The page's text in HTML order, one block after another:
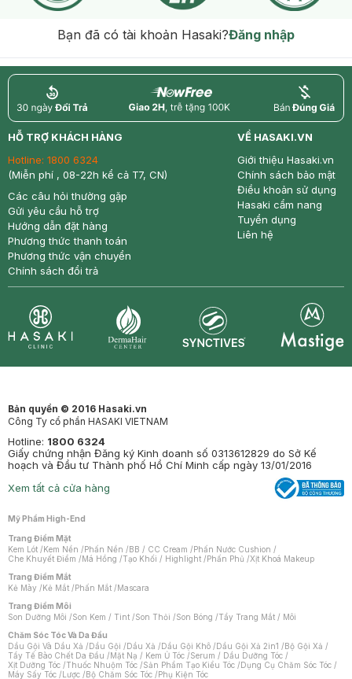
Bạn đã có tài khoản Hasaki?Đăng nhập
return nowfree price
HỖ TRỢ KHÁCH HÀNG
Hotline: 1800 6324
(Miễn phí , 08-22h kể cả T7, CN)
Các câu hỏi thường gặp
Gửi yêu cầu hỗ trợ
Hướng dẫn đặt hàng
Phương thức thanh toán
Phương thức vận chuyển
Chính sách đổi trả
VỀ HASAKI.VN
Giới thiệu Hasaki.vn
Chính sách bảo mật
Điều khoản sử dụng
Hasaki cẩm nang
Tuyển dụng
Liên hệ
Bản quyền © 2016 Hasaki.vn
Công Ty cổ phần HASAKI VIETNAM
Hotline: 1800 6324
Giấy chứng nhận Đăng ký Kinh doanh số 0313612829 do Sở Kế
hoạch và Đầu tư Thành phố Hồ Chí Minh cấp ngày 13/01/2016
Xem tất cả cửa hàng
Mỹ Phẩm High-End
Trang Điểm Mặt
Kem Lót /Kem Nền /Phấn Nền /BB / CC Cream /Phấn Nước Cushion /
Che Khuyết Điểm /Má Hồng /Tạo Khối / Highlight /Phấn Phủ /Xịt Khoá Makeup
Trang Điểm Mắt
Kẻ Mày /Kẻ Mắt /Phấn Mắt /Mascara
Trang Điểm Môi
Son Dưỡng Môi /Son Kem / Tint /Son Thỏi /Son Bóng /Tẩy Trang Mắt / Môi
Chăm Sóc Tóc Và Da Đầu
Dầu Gội Và Dầu Xả /Dầu Gội /Dầu Xả /Dầu Gội Khô /Dầu Gội Xả 2in1 /Bộ Gội Xả /
Tẩy Tế Bào Chết Da Đầu /Mặt Nạ / Kem Ủ Tóc /Serum / Dầu Dưỡng Tóc /
Xịt Dưỡng Tóc /Thuốc Nhuộm Tóc /Sản Phẩm Tạo Kiểu Tóc /Dụng Cụ Chăm Sóc Tóc /
Máy Sấy Tóc /Lược /Bộ Chăm Sóc Tóc /Phụ Kiện Tóc